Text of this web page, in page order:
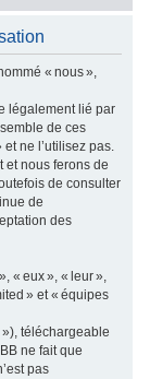
« nous »,
légalement lié par
de ces
ne l’utilisez pas.
et nous ferons de
de consulter
de
des
« eux », « leur »,
» et « équipes
téléchargeable
ne fait que
pas